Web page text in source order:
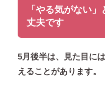
「やる気がない
丈夫です
5月後半は、見た目には
えることがあります。